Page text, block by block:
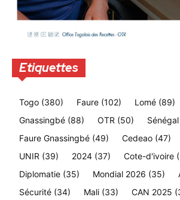
Etiquettes
Togo (380) Faure (102) Lomé (89)
Gnassingbé (88) OTR (50) Sénégal
Faure Gnassingbé (49) Cedeao (47)
UNIR (39) 2024 (37) Cote-d'ivoire
Diplomatie (35) Mondial 2026 (35)
Sécurité (34) Mali (33) CAN 2025